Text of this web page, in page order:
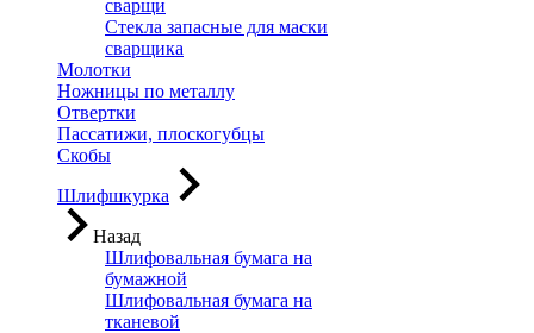
сварщи
Стекла запасные для маски
сварщика
Молотки
Ножницы по металлу
Отвертки
Пассатижи, плоскогубцы
Скобы
Шлифшкурка
Назад
Шлифовальная бумага на
бумажной
Шлифовальная бумага на
тканевой